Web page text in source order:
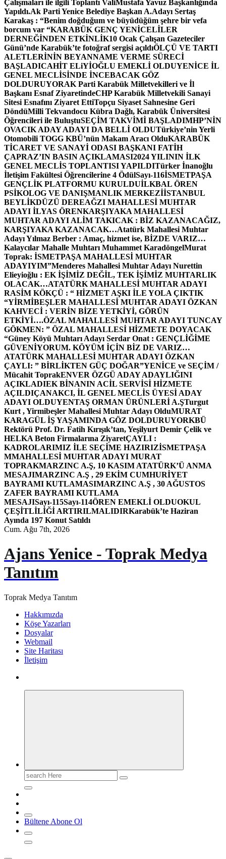
Çalışmaları ile ilgili Toplantı ValiMustafa Yavuz Başkanlığında
Yapıldı.Ak Parti Yenice Belediye Başkan A.Adayı Sertaş
Karakaş : “Benim doğduğum ve büyüdüğüm şehre bir vefa
borcum var “KARABÜK GENÇ YENİCELİLER
DERNEĞİNDEN ETKİNLİK10 Ocak Çalışan Gazeteciler
Günü’nde Karabük’te fotoğraf sergisi açıldıÖLÇÜ VE TARTI
ALETLERİNİN BEYANNAME VERME SÜRECİ
BAŞLADICAHİT ELiYİOĞLU EMEKLİ OLDUYENİCE İL
GENEL MECLİSİNDE İNCEBACAK GÖZ
DOLDURUYORAK Parti Karabük Milletvekilleri ve İl
Başkanı Esnaf ZiyaretindeCHP Karabük Milletvekili Sanayi
Sitesi Esnafını Ziyaret EttiTopçu Siyaset Sahnesine Geri
DöndüMilli Tekvandocu Kübra Dağlı, Karabük Üniversitesi
Öğrencileri ile BuluştuSEÇİM TAKVİMİ BAŞLADIMHP’NİN
OVACIK ADAY ADAYI DA BELLİ OLDUTürkiye’nin Yerli
Otomobili TOGG KBÜ’nün Makam Aracı OlduKARABÜK
TİCARET VE SANAYİ ODASI BAŞKANI FATİH
ÇAPRAZ’IN BASIN AÇIKLAMASI2024 YILININ İLK
GENEL MECLİS TOPLANTISI YAPILDITürker İnanoğlu
İletişim Fakültesi Öğrencilerine 4 ÖdülSayı-116İSMETPAŞA
GENÇLİK PLATFORMU KURULDUİLKBAL ÖREN
PSİKOLOG VE DANIŞMANLIK MERKEZİİSTANBUL
BEYLİKDÜZÜ DEREAĞZI MAHALLESİ MUHTAR
ADAYI İLYAS ÖRENKARŞIYAKA MAHALLESİ
MUHTAR ADAYI ALİM TAKICAK : BİZ KAZANACAĞIZ,
KARŞIYAKA KAZANACAK…Atatürk Mahallesi Muhtar
Adayı Yılmaz Berber : Amaç, hizmet ise, BİZDE VARIZ…
Kalaycılar Mahalle Muhtarı Muhammet KaradöngelMurat
Toprak: İSMETPAŞA MAHALLESİ MUHTAR
ADAYIYIM”Menderes Mahallesi Muhtar Adayı Nurettin
Elieyioğlu : EK İŞİMİZ DEĞİL, TEK İŞİMİZ MUHTARLIK
OLACAK…ATATÜRK MAHALLESİ MUHTAR ADAYI
RASİM KÖKÇÜ : “ HİZMET AŞKI İLE YOLA ÇIKTIK
“YİRMİBEŞLER MAHALLESİ MUHTAR ADAYI ÖZKAN
KAHVECİ : VERİN BİZE YETKİYİ, GÖRÜN
ETKİYİ….ÖZAL MAHALLESİ MUHTAR ADAYI TUNCAY
GÖKMEN: ” ÖZAL MAHALLESİ HİZMETE DOYACAK
“Güney Köyü Muhtarı Adayı Serdar Onat : GENÇLİĞİME
GÜVENİYORUM. KÖYÜM İÇİN BİZ DE VARIZ…
ATATÜRK MAHALLESİ MUHTAR ADAYI ÖZKAN
ÇAYLI: ” BİRLİKTEN GÜÇ DOĞAR”YENİCE ve SEÇİM /
Mücahit ToprakENVER ÖZGÜ ADAY ADAYLIĞINI
AÇIKLADIEK BİNANIN ACİL SERVİSİ HİZMETE
AÇILDIÇANAKCI, İL GENEL MECLİS ÜYESİ ADAY
ADAYI OLDUYENTAŞ ORMAN ÜRÜNLERİ A.ŞTurgut
Kurt , Yirmibeşler Mahallesi Muhtar Adayı OlduMURAT
KARAGÜL İŞ YAŞAMINDA GÖZ DOLDURUYORKBÜ
Rektörü Prof. Dr. Fatih Kırışık’tan, Yeşilyurt Demir Çelik ve
HELKA Beton Firmalarına ZiyaretÇAYLI :
KADROLARIMIZ İLE SEÇİME HAZIRIZİSMETPAŞA
MMAHALLESİ MUHTAR ADAYI MURAT
TOPRAKMARZINC A.Ş, 10 KASIM ATATÜRK’Ü ANMA
MESAJIMARZINC A.Ş , 29 EKİM CUMHURİYET
BAYRAMI KUTLAMASIMARZINC A.Ş , 30 AĞUSTOS
ZAFER BAYRAMI KUTLAMA
MESAJISayı-115Sayı-114ÖREN EMEKLİ OLDUOKUL
ÇEŞİTLİLİĞİ ARTIRILMALIDIRKarabük’te Haziran
Ayında 197 Konut Satıldı
Cum. Ağu 7th, 2026
Ajans Yenice - Toprak Medya
Tanıtım
Toprak Medya Tanıtım
Hakkımızda
Köşe Yazarları
Dosyalar
Webmail
Site Haritası
İletişim
Search
for:
Bültene Abone Ol